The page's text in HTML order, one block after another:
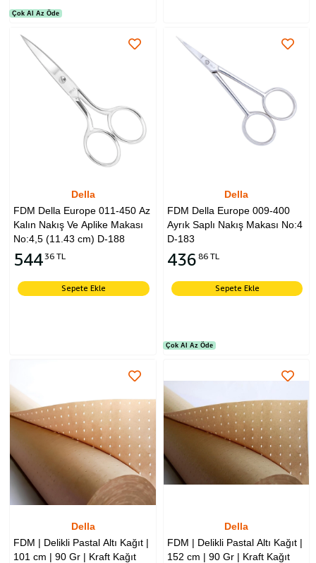
Çok Al Az Öde
Della
FDM Della Europe 011-450 Az
Kalın Nakış Ve Aplike Makası
No:4,5 (11.43 cm) D-188
54436 TL
Sepete Ekle
Della
FDM Della Europe 009-400
Ayrık Saplı Nakış Makası No:4
D-183
436 86 TL
Sepete Ekle
Çok Al Az Öde
Della
FDM | Delikli Pastal Altı Kağıt |
101 cm | 90 Gr | Kraft Kağıt
Della
FDM | Delikli Pastal Altı Kağıt |
152 cm | 90 Gr | Kraft Kağıt